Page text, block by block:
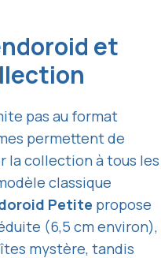
et
pas au format
permettent de
la collection à tous les
classique
Petite propose
(6,5 cm environ),
mystère, tandis